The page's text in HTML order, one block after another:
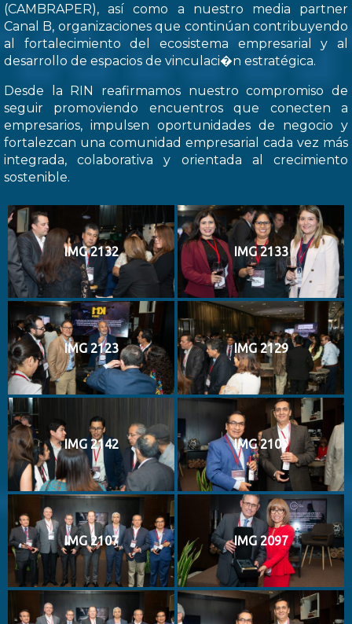
(CAMBRAPER), así como a nuestro media partner
Canal B, organizaciones que continúan contribuyendo
al fortalecimiento del ecosistema empresarial y al
desarrollo de espacios de vinculaci�n estratégica.
Desde la RIN reafirmamos nuestro compromiso de
seguir promoviendo encuentros que conecten a
empresarios, impulsen oportunidades de negocio y
fortalezcan una comunidad empresarial cada vez más
integrada, colaborativa y orientada al crecimiento
sostenible.
IMG 2132 IMG 2133
IMG 2123 IMG 2129
IMG 2142 IMG 2109
IMG 2107 IMG 2097